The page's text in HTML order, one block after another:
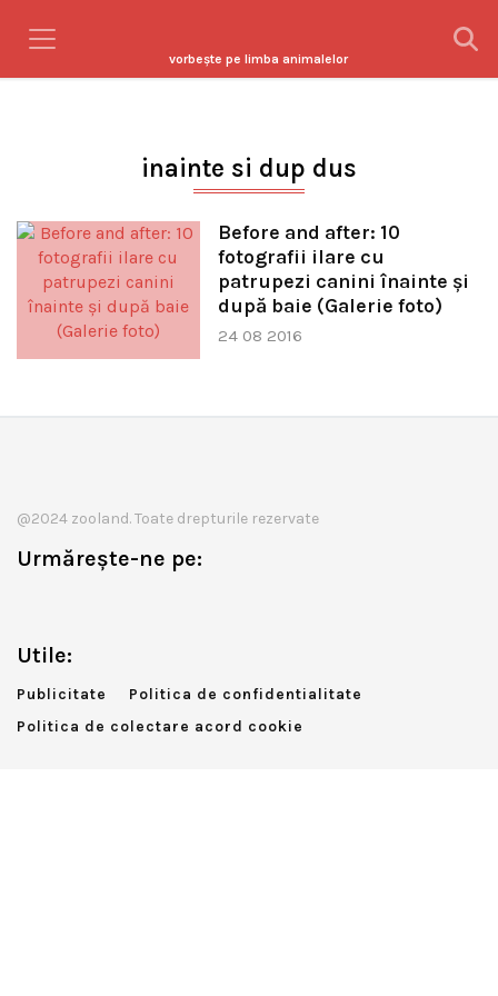
vorbeşte pe limba animalelor
inainte si dup dus
Before and after: 10
fotografii ilare cu
patrupezi canini înainte și
după baie (Galerie foto)
24 08 2016
@2024 zooland. Toate drepturile rezervate
Urmărește-ne pe:
Utile:
Publicitate
Politica de confidentialitate
Politica de colectare acord cookie